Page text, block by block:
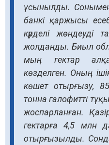
ұсынылды.
банкі қаржысы
күрделі жөндеуді
жолданды. Биыл
мың гектар
көзделген. Оның
көшет отырғызу,
тонна галофитті
жоспарланған.
гектарға 4,5 млн
отырғызылды.